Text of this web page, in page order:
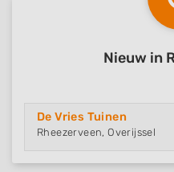
Nieuw in
De Vries Tuinen
Rheezerveen, Overijssel